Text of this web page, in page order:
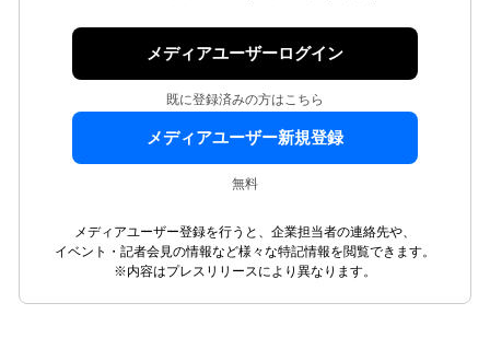
メディアユーザーログイン
既に登録済みの方はこちら
メディアユーザー新規登録
無料
メディアユーザー登録を行うと、企業担当者の連絡先や、
イベント・記者会見の情報など様々な特記情報を閲覧できます。
※内容はプレスリリースにより異なります。